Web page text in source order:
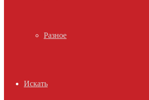
Разное
Искать